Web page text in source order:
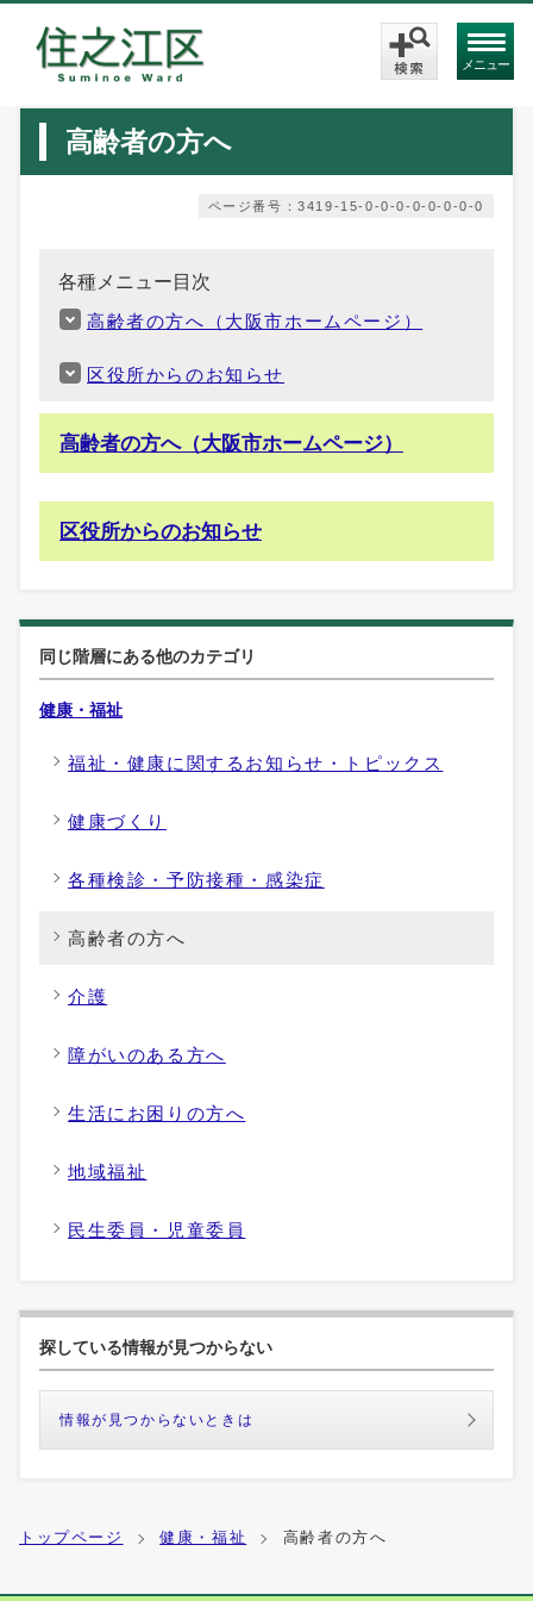
メニュー
高齢者の方へ
ページ番号：3419-15-0-0-0-0-0-0-0-0
各種メニュー目次
高齢者の方へ（大阪市ホームページ）
区役所からのお知らせ
高齢者の方へ（大阪市ホームページ）
区役所からのお知らせ
同じ階層にある他のカテゴリ
健康・福祉
福祉・健康に関するお知らせ・トピックス
健康づくり
各種検診・予防接種・感染症
高齢者の方へ
介護
障がいのある方へ
生活にお困りの方へ
地域福祉
民生委員・児童委員
探している情報が見つからない
情報が見つからないときは
トップページ 健康・福祉 高齢者の方へ